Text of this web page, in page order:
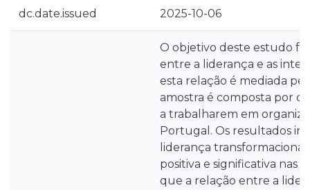
dc.date.issued 2025-10-06
O objetivo deste estudo foi
entre a liderança e as
esta relação é mediada
amostra é composta por
a trabalharem em
Portugal. Os resultados
liderança
positiva e significativa nas
que a relação entre a